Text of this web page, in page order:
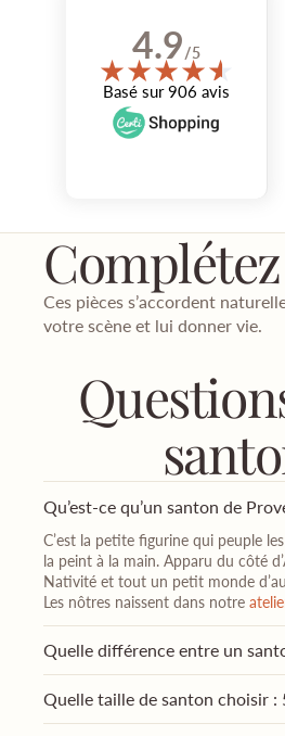
4.9/5
★★★★★
★
Basé sur 906 avis
Bonbour Comme d'habitude tout est
et arrive sans encombré Mille...
Ces pièces s’accordent
votre scène et lui donner vie.
Qu’est-ce qu’un santon de
C’est la petite figurine qui peuple
la peint à la main. Apparu du côté
Nativité et tout un petit monde
Les nôtres naissent dans notre
Quelle différence entre un
Quelle taille de santon choisir :